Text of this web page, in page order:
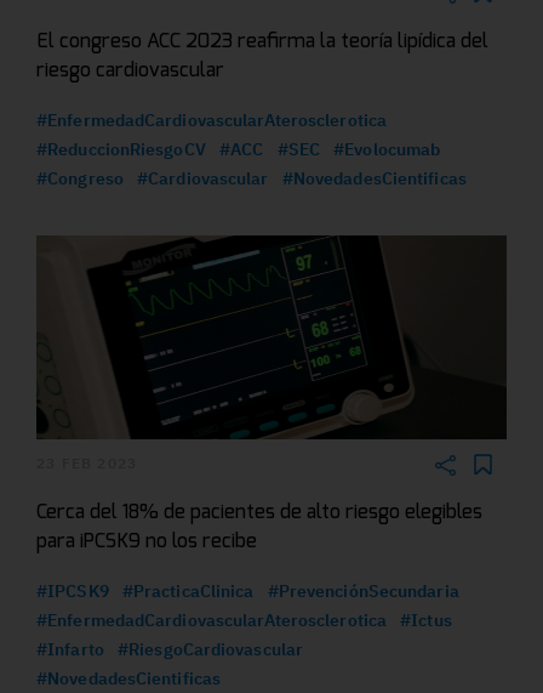
El congreso ACC 2023 reafirma la teoría lipídica del
riesgo cardiovascular
#EnfermedadCardiovascularAterosclerotica
#ReduccionRiesgoCV
#ACC #SEC
#Evolocumab
#Congreso
#Cardiovascular #NovedadesCientificas
Cerca del 18% de pacientes de alto riesgo elegibles
para iPCSK9 no los recibe
#IPCSK9 #PracticaClinica
#PrevenciónSecundaria
#EnfermedadCardiovascularAterosclerotica
#Ictus
#Infarto
#RiesgoCardiovascular
#NovedadesCientificas